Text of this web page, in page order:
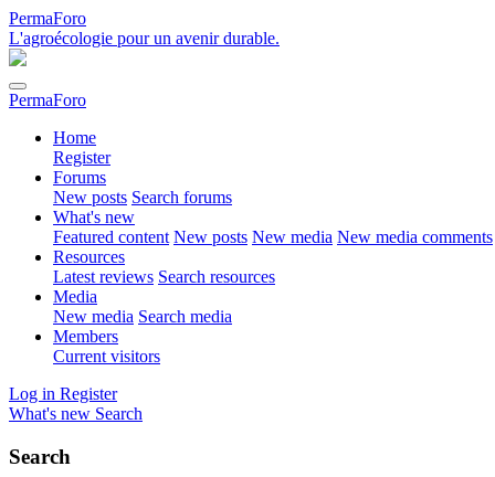
PermaForo
L'agroécologie pour un avenir durable.
PermaForo
Home
Register
Forums
New posts Search forums
What's new
Featured content New posts New media New media comments
Resources
Latest reviews Search resources
Media
New media Search media
Members
Current visitors
Log in Register
What's new Search
Search